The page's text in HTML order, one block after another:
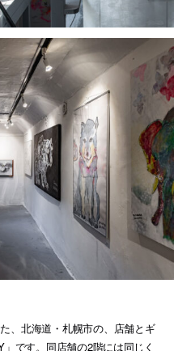
、北海道・札幌市の、店舗とギ
です。同店舗の2階には同じく